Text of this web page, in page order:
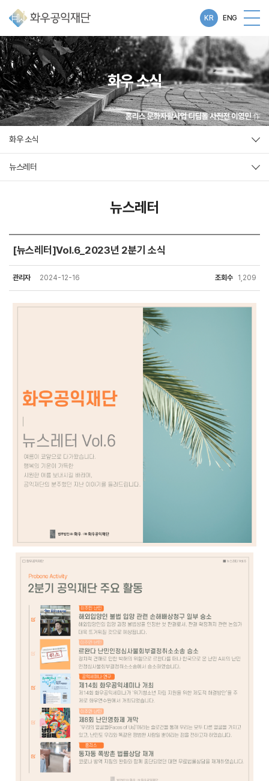
KR ENG
화우 소식
화우 소식
뉴스레터
뉴스레터
[뉴스레터]Vol.6_2023년 2분기 소식
관리자 2024-12-16 조회수 1,209